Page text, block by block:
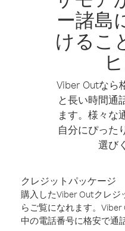
ー諸島
けるこ
Viber Outなら
と長い時間通
ます。様々な
自分にぴった
選び
クレジットパッケージ
購入したViber Outクレ
らご覧になれます。
中の電話番号に格安で通